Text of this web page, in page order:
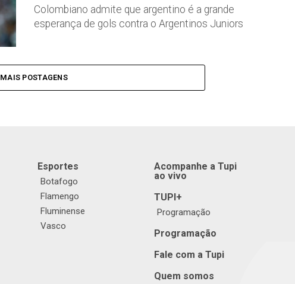
Colombiano admite que argentino é a grande
esperança de gols contra o Argentinos Juniors
MAIS POSTAGENS
Esportes
Botafogo
Flamengo
Fluminense
Vasco
Acompanhe a Tupi
ao vivo
TUPI+
Programação
Programação
Fale com a Tupi
Quem somos